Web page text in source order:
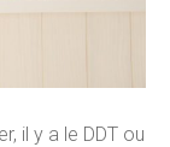
il y a le DDT ou